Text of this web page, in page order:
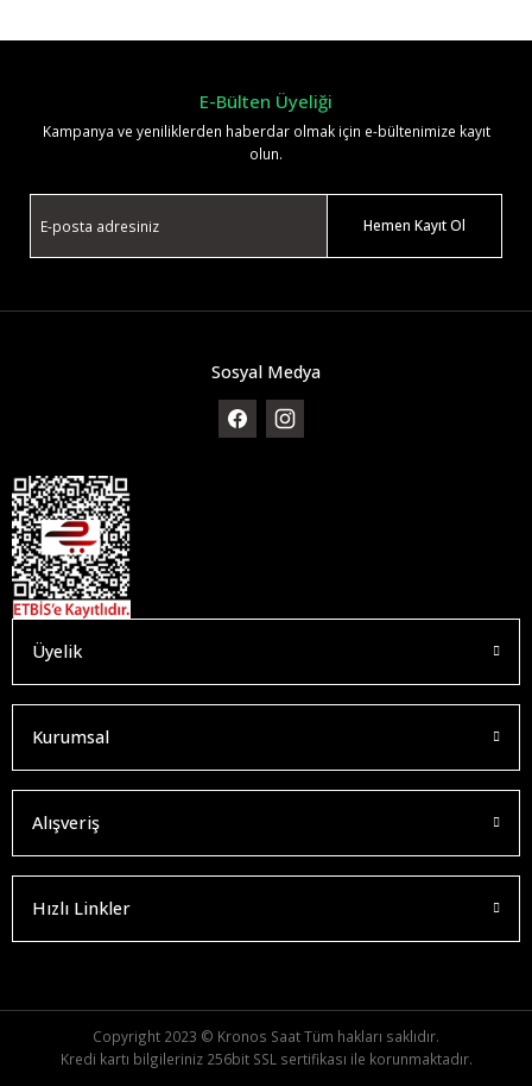
E-Bülten Üyeliği
Kampanya ve yeniliklerden haberdar olmak için e-bültenimize kayıt
olun.
Hemen Kayıt Ol
Sosyal Medya
Üyelik
Kurumsal
Alışveriş
Hızlı Linkler
Copyright 2023 © Kronos Saat Tüm hakları saklıdır.
Kredi kartı bilgileriniz 256bit SSL sertifikası ile korunmaktadır.